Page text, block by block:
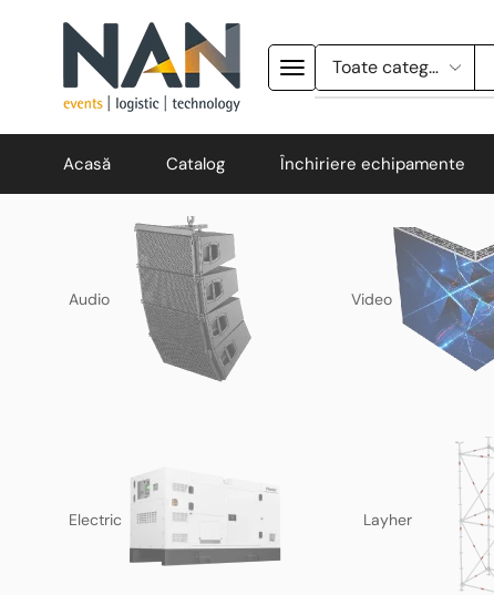
Acasă Catalog Închiriere echipamente
Audio Video
Electric Layher